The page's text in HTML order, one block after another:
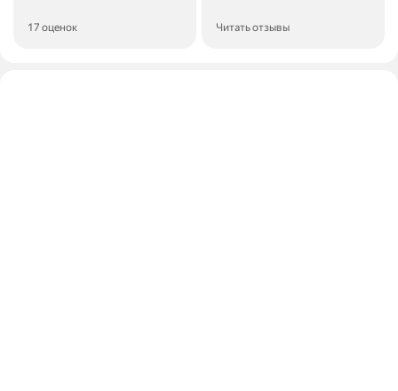
17 оценок Читать отзывы